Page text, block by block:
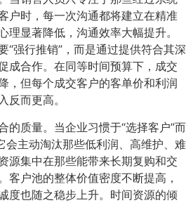
户时，每一次沟通都将建立在精准
理显著降低，沟通效率大幅提升。
“强行推销”，而是通过提供符合其深
成合作。在同等时间预算下，成交
，但每个成交客户的客单价和利润
反而更高。
的质量。当企业习惯于“选择客户”而
会主动淘汰那些低利润、高维护、难
源集中在那些能带来长期复购和交
客户池的整体价值密度不断提高，
度也随之稳步上升。时间资源的倾